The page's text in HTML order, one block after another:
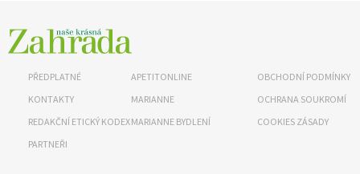
65 Kč
Objednat >
Naše krásná zahrada Speciál
PŘEDPLATNÉ
KONTAKTY
REDAKČNÍ ETICKÝ KODEX
PARTNEŘI
APETITONLINE
MARIANNE
MARIANNE BYDLENÍ
OBCHODNÍ PODMÍNKY
OCHRANA SOUKROMÍ
COOKIES ZÁSADY